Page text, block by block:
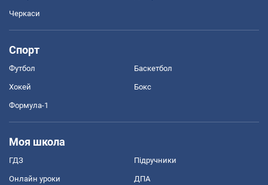
Черкаси
Спорт
Футбол Баскетбол
Хокей Бокс
Формула-1
Моя школа
ГДЗ Підручники
Онлайн уроки ДПА